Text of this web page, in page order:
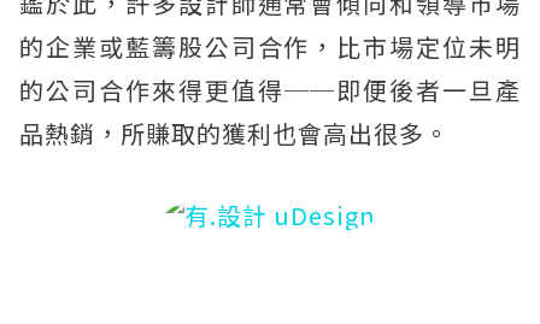
的企業或藍籌股公司合作，比市場定位未明
的公司合作來得更值得──即便後者一旦產
品熱銷，所賺取的獲利也會高出很多。